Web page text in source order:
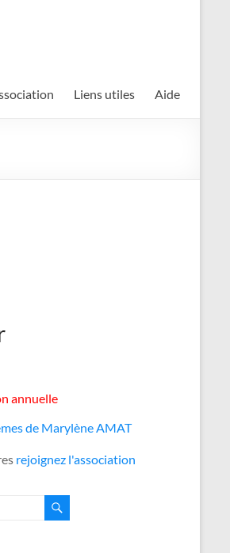
Liens utiles Aide
annuelle
de Marylène AMAT
rejoignez l'association